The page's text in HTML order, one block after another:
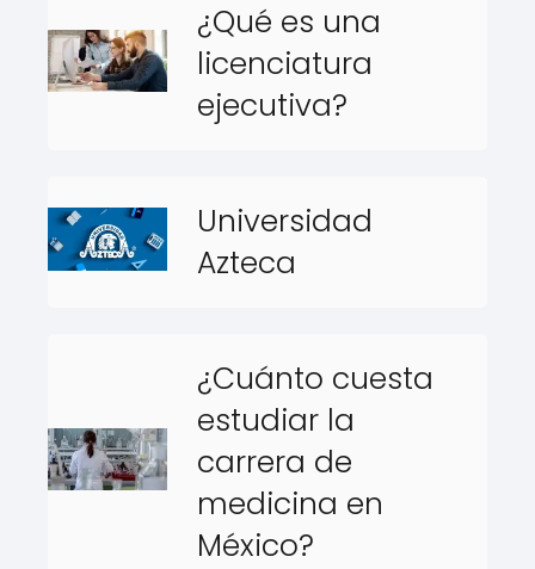
¿Qué es una
licenciatura
ejecutiva?
Universidad
Azteca
¿Cuánto cuesta
estudiar la
carrera de
medicina en
México?